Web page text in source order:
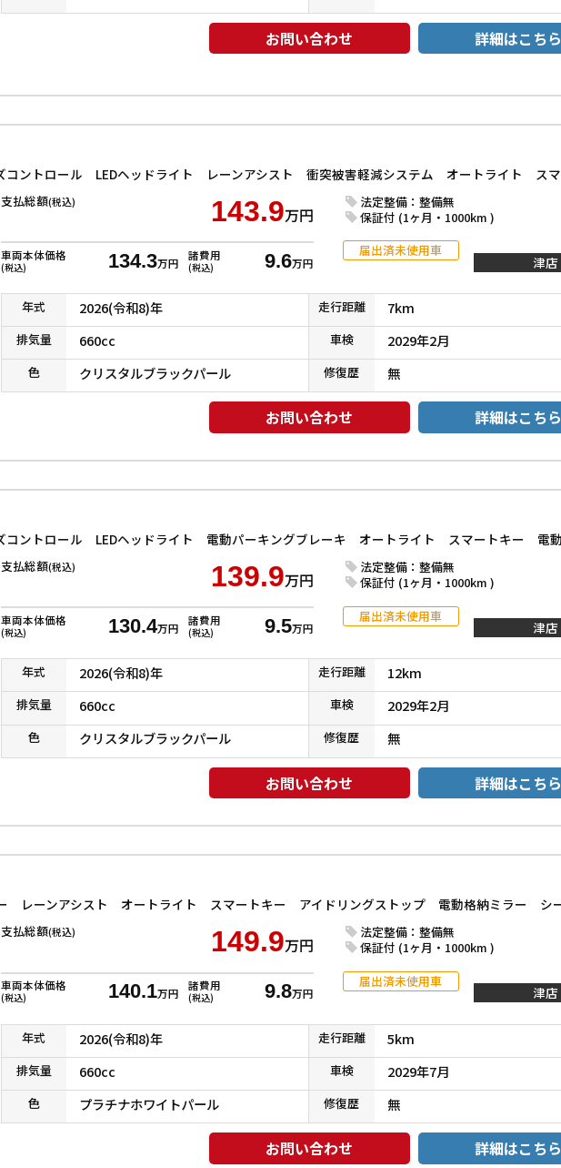
お問い合わせ 詳細はこちら
支払総額(税込) 143.9万円
車両本体価格
(税込) 134.3万円
諸費用
(税込) 9.6万円
法定整備：整備無
保証付 (1ヶ月・1000km )
届出済未使用車
津店
年式 2026(令和8)年 走行距離 7km
排気量 660cc 車検 2029年2月
色 クリスタルブラックパール 修復歴 無
お問い合わせ 詳細はこちら
支払総額(税込) 139.9万円
車両本体価格
(税込) 130.4万円
諸費用
(税込) 9.5万円
法定整備：整備無
保証付 (1ヶ月・1000km )
届出済未使用車
津店
年式 2026(令和8)年 走行距離 12km
排気量 660cc 車検 2029年2月
色 クリスタルブラックパール 修復歴 無
お問い合わせ 詳細はこちら
支払総額(税込) 149.9万円
車両本体価格
(税込) 140.1万円
諸費用
(税込) 9.8万円
法定整備：整備無
保証付 (1ヶ月・1000km )
届出済未使用車
津店
年式 2026(令和8)年 走行距離 5km
排気量 660cc 車検 2029年7月
色 プラチナホワイトパール 修復歴 無
お問い合わせ 詳細はこちら